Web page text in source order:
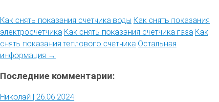
Как снять показания счетчика воды Как снять показания
электросчетчика Как снять показания счетчика газа Как
снять показания теплового счетчика Остальная
информация →
Последние комментарии:
Николай | 26.06.2024: